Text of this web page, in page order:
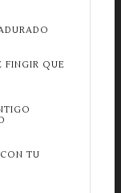
FINGIR QUE
TU